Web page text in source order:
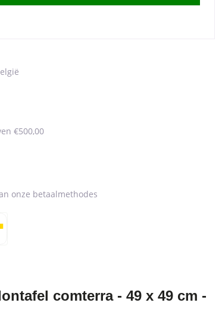
€500,00
onze betaalmethodes
comterra - 49 x 49 cm -